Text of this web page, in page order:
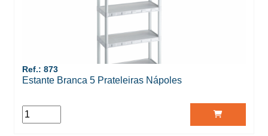
Ref.: 873
Estante Branca 5 Prateleiras Nápoles